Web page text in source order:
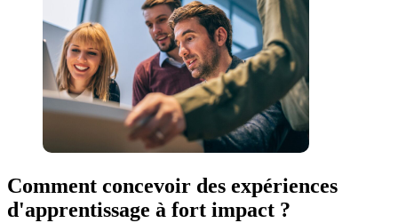
Comment concevoir des expériences
d'apprentissage à fort impact ?